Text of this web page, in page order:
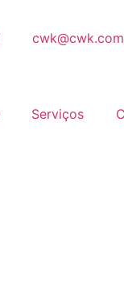
Serviços